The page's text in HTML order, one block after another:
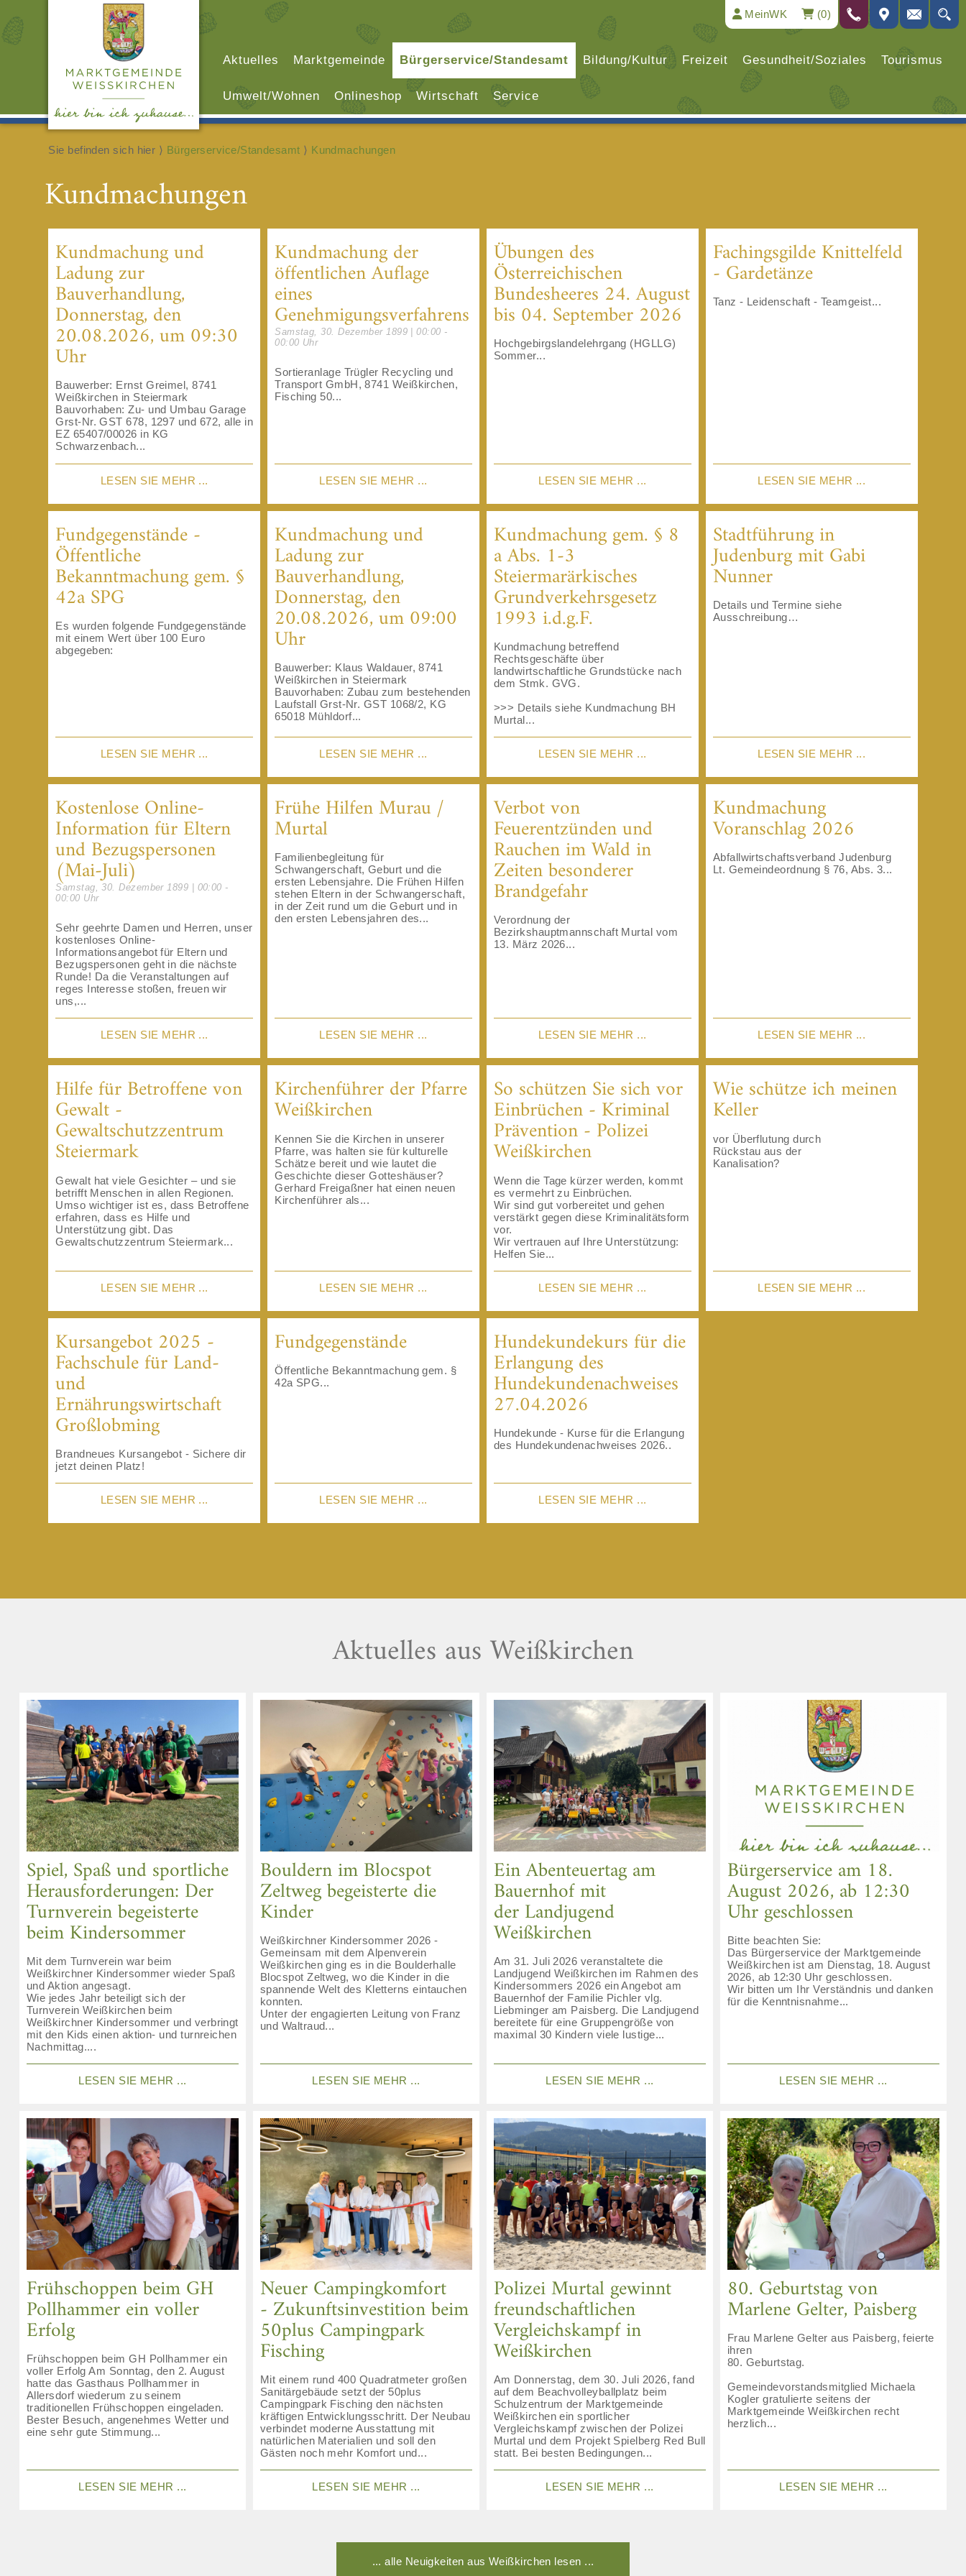
MeinWK (0)
Aktuelles Marktgemeinde Bürgerservice/Standesamt Bildung/Kultur Freizeit Gesundheit/Soziales Tourismus
Umwelt/Wohnen Onlineshop Wirtschaft Service
Sie befinden sich hier ⟩ Bürgerservice/Standesamt ⟩ Kundmachungen
Kundmachungen
Kundmachung und
Ladung zur
Bauverhandlung,
Donnerstag, den
20.08.2026, um 09:30
Uhr
Bauwerber: Ernst Greimel, 8741
Weißkirchen in Steiermark
Bauvorhaben: Zu- und Umbau Garage
Grst-Nr. GST 678, 1297 und 672, alle in
EZ 65407/00026 in KG
Schwarzenbach...
LESEN SIE MEHR ...
Kundmachung der
öffentlichen Auflage
eines
Genehmigungsverfahrens
Samstag, 30. Dezember 1899 | 00:00 -
00:00 Uhr
Sortieranlage Trügler Recycling und
Transport GmbH, 8741 Weißkirchen,
Fisching 50...
LESEN SIE MEHR ...
Übungen des
Österreichischen
Bundesheeres 24. August
bis 04. September 2026
Hochgebirgslandelehrgang (HGLLG)
Sommer...
LESEN SIE MEHR ...
Fachingsgilde Knittelfeld
- Gardetänze
Tanz - Leidenschaft - Teamgeist...
LESEN SIE MEHR ...
Fundgegenstände -
Öffentliche
Bekanntmachung gem. §
42a SPG
Es wurden folgende Fundgegenstände
mit einem Wert über 100 Euro
abgegeben:
LESEN SIE MEHR ...
Kundmachung und
Ladung zur
Bauverhandlung,
Donnerstag, den
20.08.2026, um 09:00
Uhr
Bauwerber: Klaus Waldauer, 8741
Weißkirchen in Steiermark
Bauvorhaben: Zubau zum bestehenden
Laufstall Grst-Nr. GST 1068/2, KG
65018 Mühldorf...
LESEN SIE MEHR ...
Kundmachung gem. § 8
a Abs. 1-3
Steiermarärkisches
Grundverkehrsgesetz
1993 i.d.g.F.
Kundmachung betreffend
Rechtsgeschäfte über
landwirtschaftliche Grundstücke nach
dem Stmk. GVG.
>>> Details siehe Kundmachung BH
Murtal...
LESEN SIE MEHR ...
Stadtführung in
Judenburg mit Gabi
Nunner
Details und Termine siehe
Ausschreibung…
LESEN SIE MEHR ...
Kostenlose Online-
Information für Eltern
und Bezugspersonen
(Mai-Juli)
Samstag, 30. Dezember 1899 | 00:00 -
00:00 Uhr
Sehr geehrte Damen und Herren, unser
kostenloses Online-
Informationsangebot für Eltern und
Bezugspersonen geht in die nächste
Runde! Da die Veranstaltungen auf
reges Interesse stoßen, freuen wir
uns,...
LESEN SIE MEHR ...
Frühe Hilfen Murau /
Murtal
Familienbegleitung für
Schwangerschaft, Geburt und die
ersten Lebensjahre. Die Frühen Hilfen
stehen Eltern in der Schwangerschaft,
in der Zeit rund um die Geburt und in
den ersten Lebensjahren des...
LESEN SIE MEHR ...
Verbot von
Feuerentzünden und
Rauchen im Wald in
Zeiten besonderer
Brandgefahr
Verordnung der
Bezirkshauptmannschaft Murtal vom
13. März 2026...
LESEN SIE MEHR ...
Kundmachung
Voranschlag 2026
Abfallwirtschaftsverband Judenburg
Lt. Gemeindeordnung § 76, Abs. 3...
LESEN SIE MEHR ...
Hilfe für Betroffene von
Gewalt -
Gewaltschutzzentrum
Steiermark
Gewalt hat viele Gesichter – und sie
betrifft Menschen in allen Regionen.
Umso wichtiger ist es, dass Betroffene
erfahren, dass es Hilfe und
Unterstützung gibt. Das
Gewaltschutzzentrum Steiermark...
LESEN SIE MEHR ...
Kirchenführer der Pfarre
Weißkirchen
Kennen Sie die Kirchen in unserer
Pfarre, was halten sie für kulturelle
Schätze bereit und wie lautet die
Geschichte dieser Gotteshäuser?
Gerhard Freigaßner hat einen neuen
Kirchenführer als...
LESEN SIE MEHR ...
So schützen Sie sich vor
Einbrüchen - Kriminal
Prävention - Polizei
Weißkirchen
Wenn die Tage kürzer werden, kommt
es vermehrt zu Einbrüchen.
Wir sind gut vorbereitet und gehen
verstärkt gegen diese Kriminalitätsform
vor.
Wir vertrauen auf Ihre Unterstützung:
Helfen Sie...
LESEN SIE MEHR ...
Wie schütze ich meinen
Keller
vor Überflutung durch
Rückstau aus der
Kanalisation?
LESEN SIE MEHR ...
Kursangebot 2025 -
Fachschule für Land-
und
Ernährungswirtschaft
Großlobming
Brandneues Kursangebot - Sichere dir
jetzt deinen Platz!
LESEN SIE MEHR ...
Fundgegenstände
Öffentliche Bekanntmachung gem. §
42a SPG...
LESEN SIE MEHR ...
Hundekundekurs für die
Erlangung ​​​​​​​des
Hundekundenachweises
27.04.2026
Hundekunde - Kurse für die Erlangung
des Hundekundenachweises 2026..
LESEN SIE MEHR ...
Aktuelles aus Weißkirchen
Spiel, Spaß und sportliche
Herausforderungen: Der
Turnverein begeisterte
beim Kindersommer
Mit dem Turnverein war beim
Weißkirchner Kindersommer wieder Spaß
und Aktion angesagt.
Wie jedes Jahr beteiligt sich der
Turnverein Weißkirchen beim
Weißkirchner Kindersommer und verbringt
mit den Kids einen aktion- und turnreichen
Nachmittag....
LESEN SIE MEHR ...
Bouldern im Blocspot
Zeltweg begeisterte die
Kinder
Weißkirchner Kindersommer 2026 -
Gemeinsam mit dem Alpenverein
Weißkirchen ging es in die Boulderhalle
Blocspot Zeltweg, wo die Kinder in die
spannende Welt des Kletterns eintauchen
konnten.
Unter der engagierten Leitung von Franz
und Waltraud...
LESEN SIE MEHR ...
Ein Abenteuertag am
Bauernhof mit
der Landjugend
Weißkirchen
Am 31. Juli 2026 veranstaltete die
Landjugend Weißkirchen im Rahmen des
Kindersommers 2026 ein Angebot am
Bauernhof der Familie Pichler vlg.
Liebminger am Paisberg. Die Landjugend
bereitete für eine Gruppengröße von
maximal 30 Kindern viele lustige...
LESEN SIE MEHR ...
Bürgerservice am 18.
August 2026, ab 12:30
Uhr geschlossen
Bitte beachten Sie:
Das Bürgerservice der Marktgemeinde
Weißkirchen ist am Dienstag, 18. August
2026, ab 12:30 Uhr geschlossen.
Wir bitten um Ihr Verständnis und danken
für die Kenntnisnahme...
LESEN SIE MEHR ...
Frühschoppen beim GH
Pollhammer ein voller
Erfolg
Frühschoppen beim GH Pollhammer ein
voller Erfolg Am Sonntag, den 2. August
hatte das Gasthaus Pollhammer in
Allersdorf wiederum zu seinem
traditionellen Frühschoppen eingeladen.
Bester Besuch, angenehmes Wetter und
eine sehr gute Stimmung...
LESEN SIE MEHR ...
Neuer Campingkomfort
- Zukunftsinvestition beim
50plus Campingpark
Fisching
Mit einem rund 400 Quadratmeter großen
Sanitärgebäude setzt der 50plus
Campingpark Fisching den nächsten
kräftigen Entwicklungsschritt. Der Neubau
verbindet moderne Ausstattung mit
natürlichen Materialien und soll den
Gästen noch mehr Komfort und...
LESEN SIE MEHR ...
Polizei Murtal gewinnt
freundschaftlichen
Vergleichskampf in
Weißkirchen
Am Donnerstag, dem 30. Juli 2026, fand
auf dem Beachvolleyballplatz beim
Schulzentrum der Marktgemeinde
Weißkirchen ein sportlicher
Vergleichskampf zwischen der Polizei
Murtal und dem Projekt Spielberg Red Bull
statt. Bei besten Bedingungen...
LESEN SIE MEHR ...
80. Geburtstag von
Marlene Gelter, Paisberg
Frau Marlene Gelter aus Paisberg, feierte
ihren
80. Geburtstag.
Gemeindevorstandsmitglied Michaela
Kogler gratulierte seitens der
Marktgemeinde Weißkirchen recht
herzlich...
LESEN SIE MEHR ...
... alle Neuigkeiten aus Weißkirchen lesen ...